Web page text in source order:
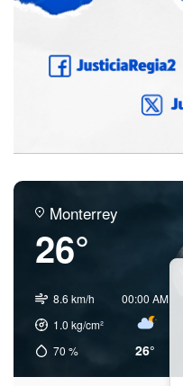
Monterrey
26°
8.6 km/h
1.0 kg/cm²
70 %
00:00 AM
26°